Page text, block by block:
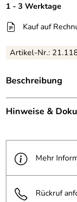
1 - 3 Werktage
Kauf auf
Artikel-Nr.:
Beschreibung
Material: Folie,
Maße ø: 200 mm
Hinweise &
PDF 4
Mehr
Rückruf